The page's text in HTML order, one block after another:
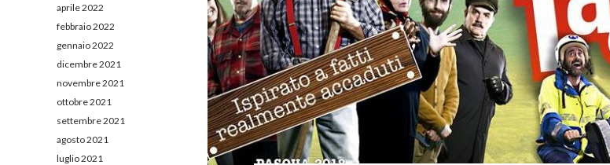
aprile 2022
febbraio 2022
gennaio 2022
dicembre 2021
novembre 2021
ottobre 2021
settembre 2021
agosto 2021
luglio 2021